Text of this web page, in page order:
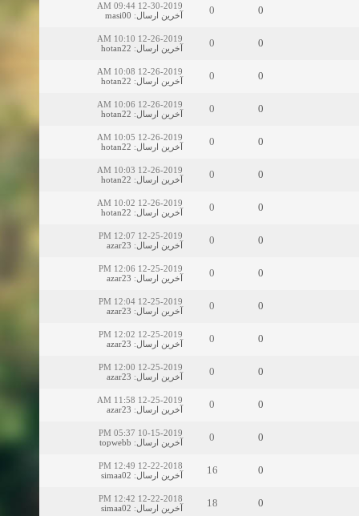
0
0
12-30-2019 09:44 AM
آخرین ارسال:
masi00
0
0
12-26-2019 10:10 AM
آخرین ارسال:
hotan22
0
0
12-26-2019 10:08 AM
آخرین ارسال:
hotan22
0
0
12-26-2019 10:06 AM
آخرین ارسال:
hotan22
0
0
12-26-2019 10:05 AM
آخرین ارسال:
hotan22
0
0
12-26-2019 10:03 AM
آخرین ارسال:
hotan22
0
0
12-26-2019 10:02 AM
آخرین ارسال:
hotan22
0
0
12-25-2019 12:07 PM
آخرین ارسال:
azar23
0
0
12-25-2019 12:06 PM
آخرین ارسال:
azar23
0
0
12-25-2019 12:04 PM
آخرین ارسال:
azar23
0
0
12-25-2019 12:02 PM
آخرین ارسال:
azar23
0
0
12-25-2019 12:00 PM
آخرین ارسال:
azar23
0
0
12-25-2019 11:58 AM
آخرین ارسال:
azar23
0
0
10-15-2019 05:37 PM
آخرین ارسال:
topwebb
0
16
12-22-2018 12:49 PM
آخرین ارسال:
simaa02
0
18
12-22-2018 12:42 PM
آخرین ارسال:
simaa02